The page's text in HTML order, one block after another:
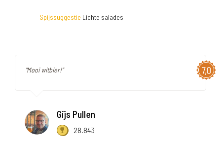
Spijssuggestie Lichte salades
7,0
"Mooi witbier!"
Gijs Pullen
28.843